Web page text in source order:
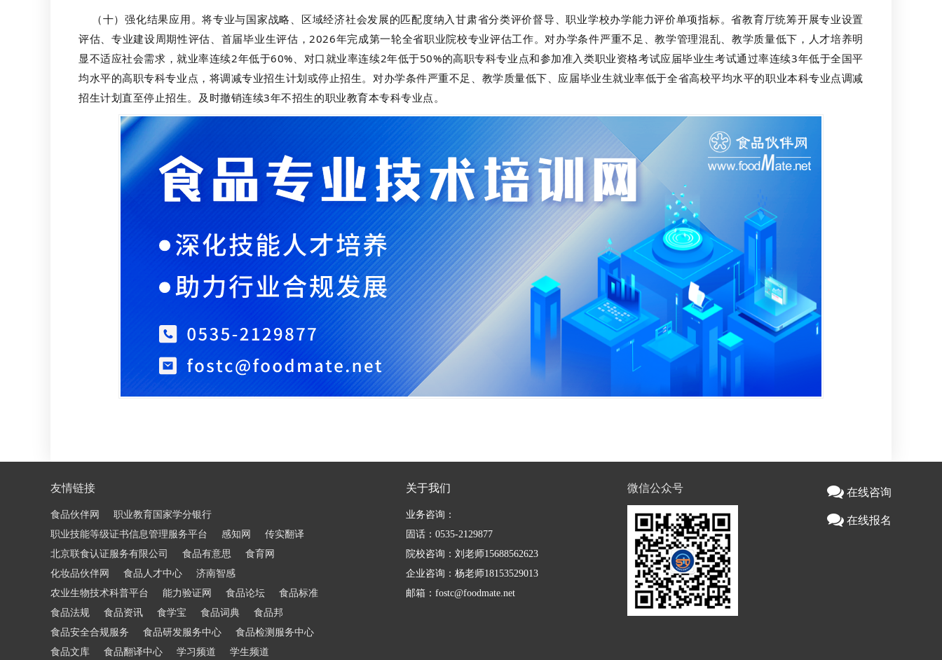
（十）强化结果应用。将专业与国家战略、区域经济社会发展的匹配度纳入甘肃省分类评价督导、职业学校办学能力评价单项指标。省教育厅统筹开展专业设置
评估、专业建设周期性评估、首届毕业生评估，2026年完成第一轮全省职业院校专业评估工作。对办学条件严重不足、教学管理混乱、教学质量低下，人才培养明
显不适应社会需求，就业率连续2年低于60%、对口就业率连续2年低于50%的高职专科专业点和参加准入类职业资格考试应届毕业生考试通过率连续3年低于全国平
均水平的高职专科专业点，将调减专业招生计划或停止招生。对办学条件严重不足、教学质量低下、应届毕业生就业率低于全省高校平均水平的职业本科专业点调减
招生计划直至停止招生。及时撤销连续3年不招生的职业教育本专科专业点。
友情链接
食品伙伴网
职业教育国家学分银行
职业技能等级证书信息管理服务平台
感知网
传实翻译
北京联食认证服务有限公司
食品有意思
食育网
化妆品伙伴网
食品人才中心
济南智感
农业生物技术科普平台
能力验证网 食品论坛
食品标准
食品法规
食品资讯 食学宝 食品词典
食品邦
食品安全合规服务
食品研发服务中心
食品检测服务中心
食品文库
食品翻译中心 学习频道 学生频道
关于我们
业务咨询：
固话：0535-2129877
院校咨询：刘老师15688562623
企业咨询：杨老师18153529013
邮箱：fostc@foodmate.net
微信公众号 在线咨询
在线报名